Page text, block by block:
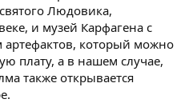
Людовика,
и музей Карфагена с
который можно
плату, а в нашем случае,
также открывается